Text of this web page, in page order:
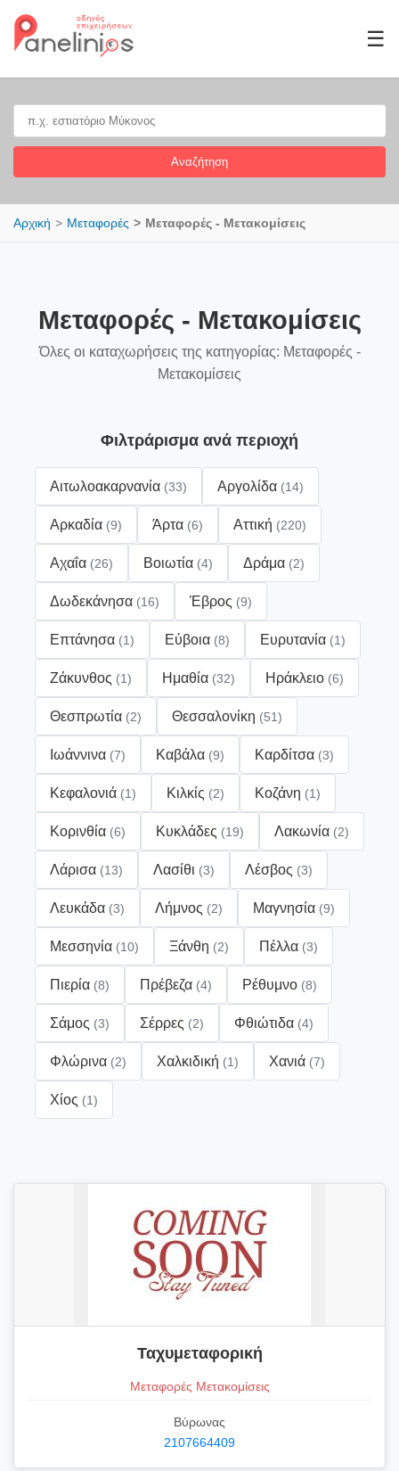
☰
Αναζήτηση
Αρχική Μεταφορές Μεταφορές - Μετακομίσεις
Μεταφορές - Μετακομίσεις
Όλες οι καταχωρήσεις της κατηγορίας: Μεταφορές -
Μετακομίσεις
Φιλτράρισμα ανά περιοχή
Αιτωλοακαρνανία (33) Αργολίδα (14)
Αρκαδία (9) Άρτα (6) Αττική (220)
Αχαΐα (26) Βοιωτία (4) Δράμα (2)
Δωδεκάνησα (16) Έβρος (9)
Επτάνησα (1) Εύβοια (8) Ευρυτανία (1)
Ζάκυνθος (1) Ημαθία (32) Ηράκλειο (6)
Θεσπρωτία (2) Θεσσαλονίκη (51)
Ιωάννινα (7) Καβάλα (9) Καρδίτσα (3)
Κεφαλονιά (1) Κιλκίς (2) Κοζάνη (1)
Κορινθία (6) Κυκλάδες (19) Λακωνία (2)
Λάρισα (13) Λασίθι (3) Λέσβος (3)
Λευκάδα (3) Λήμνος (2) Μαγνησία (9)
Μεσσηνία (10) Ξάνθη (2) Πέλλα (3)
Πιερία (8) Πρέβεζα (4) Ρέθυμνο (8)
Σάμος (3) Σέρρες (2) Φθιώτιδα (4)
Φλώρινα (2) Χαλκιδική (1) Χανιά (7)
Χίος (1)
Ταχυμεταφορική
Μεταφορές Μετακομίσεις
Βύρωνας
2107664409